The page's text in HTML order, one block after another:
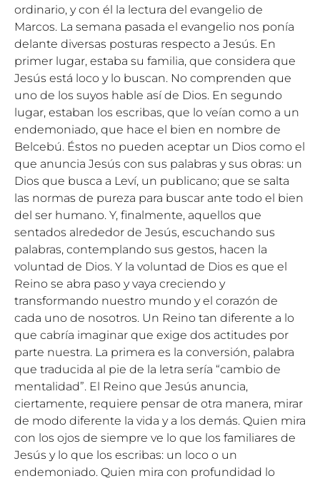
ordinario, y con él la lectura del evangelio de
Marcos. La semana pasada el evangelio nos ponía
delante diversas posturas respecto a Jesús. En
primer lugar, estaba su familia, que considera que
Jesús está loco y lo buscan. No comprenden que
uno de los suyos hable así de Dios. En segundo
lugar, estaban los escribas, que lo veían como a un
endemoniado, que hace el bien en nombre de
Belcebú. Éstos no pueden aceptar un Dios como el
que anuncia Jesús con sus palabras y sus obras: un
Dios que busca a Leví, un publicano; que se salta
las normas de pureza para buscar ante todo el bien
del ser humano. Y, finalmente, aquellos que
sentados alrededor de Jesús, escuchando sus
palabras, contemplando sus gestos, hacen la
voluntad de Dios. Y la voluntad de Dios es que el
Reino se abra paso y vaya creciendo y
transformando nuestro mundo y el corazón de
cada uno de nosotros. Un Reino tan diferente a lo
que cabría imaginar que exige dos actitudes por
parte nuestra. La primera es la conversión, palabra
que traducida al pie de la letra sería “cambio de
mentalidad”. El Reino que Jesús anuncia,
ciertamente, requiere pensar de otra manera, mirar
de modo diferente la vida y a los demás. Quien mira
con los ojos de siempre ve lo que los familiares de
Jesús y lo que los escribas: un loco o un
endemoniado. Quien mira con profundidad lo